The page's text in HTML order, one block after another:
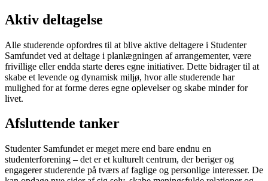
Aktiv deltagelse
Alle studerende opfordres til at blive aktive deltagere i Studenter
Samfundet ved at deltage i planlægningen af arrangementer, være
frivillige eller endda starte deres egne initiativer. Dette bidrager til at
skabe et levende og dynamisk miljø, hvor alle studerende har
mulighed for at forme deres egne oplevelser og skabe minder for
livet.
Afsluttende tanker
Studenter Samfundet er meget mere end bare endnu en
studenterforening – det er et kulturelt centrum, der beriger og
engagerer studerende på tværs af faglige og personlige interesser. De